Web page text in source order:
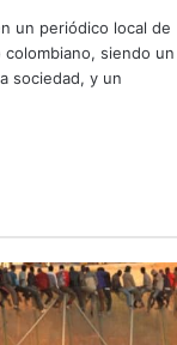
un periódico local de
siendo un
sociedad, y un